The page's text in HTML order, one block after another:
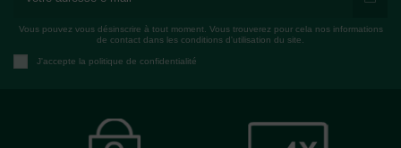
Vous pouvez vous désinscrire à tout moment. Vous trouverez pour cela nos informations
de contact dans les conditions d'utilisation du site.
J'accepte la politique de confidentialité